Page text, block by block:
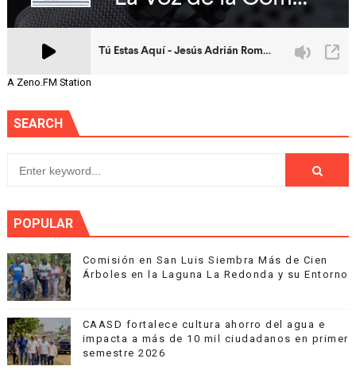
A Zeno.FM Station
SEARCH
POPULAR
Comisión en San Luis Siembra Más de Cien
Árboles en la Laguna La Redonda y su Entorno
CAASD fortalece cultura ahorro del agua e
impacta a más de 10 mil ciudadanos en primer
semestre 2026